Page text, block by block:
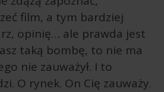
film, a tym bardziej
opinię… ale prawda jest
taką bombę, to nie ma
nie zauważył. I to
O rynek. On Cię zauważy.